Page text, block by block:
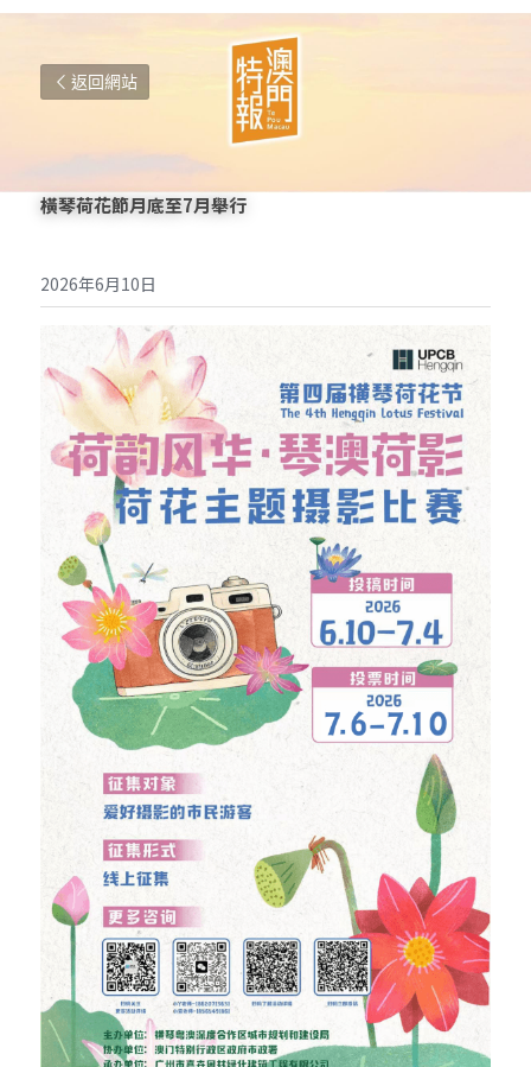
返回網站
橫琴荷花節月底至7月舉行
2026年6月10日